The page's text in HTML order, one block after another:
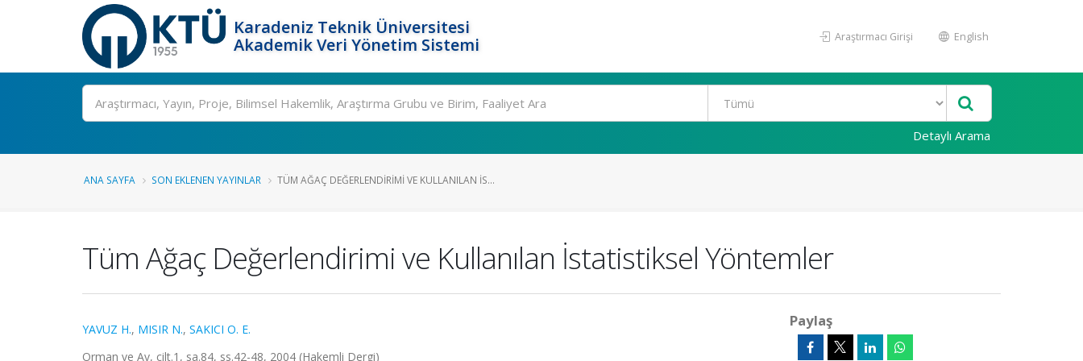
Karadeniz Teknik Üniversitesi
Akademik Veri Yönetim Sistemi
Araştırmacı Girişi English
Ara
Detaylı Arama
ANA SAYFA SON EKLENEN YAYINLAR TÜM AĞAÇ DEĞERLENDIRIMI VE KULLANILAN İS...
Tüm Ağaç Değerlendirimi ve Kullanılan İstatistiksel Yöntemler
YAVUZ H., MISIR N., SAKICI O. E.
Orman ve Av, cilt.1, sa.84, ss.42-48, 2004 (Hakemli Dergi)
Paylaş